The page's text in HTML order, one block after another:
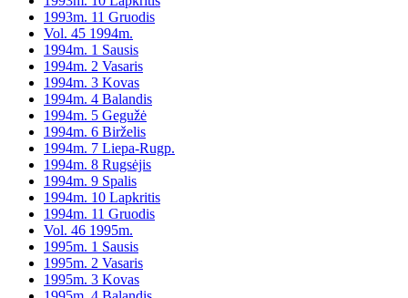
1993m. 11 Gruodis
Vol. 45 1994m.
1994m. 1 Sausis
1994m. 2 Vasaris
1994m. 3 Kovas
1994m. 4 Balandis
1994m. 5 Gegužė
1994m. 6 Birželis
1994m. 7 Liepa-Rugp.
1994m. 8 Rugsėjis
1994m. 9 Spalis
1994m. 10 Lapkritis
1994m. 11 Gruodis
Vol. 46 1995m.
1995m. 1 Sausis
1995m. 2 Vasaris
1995m. 3 Kovas